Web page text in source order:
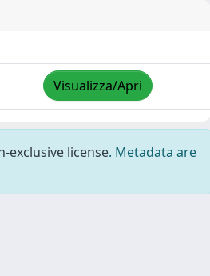
Visualizza/Apri
exclusive license. Metadata are